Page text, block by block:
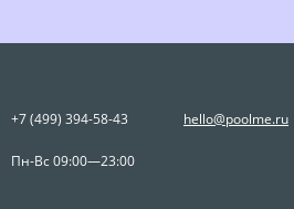
+7 (499) 394-58-43 hello@poolme.ru
Пн-Вс 09:00—23:00